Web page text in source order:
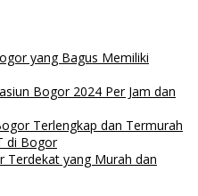
yang Bagus Memiliki
Bogor 2024 Per Jam dan
Terlengkap dan Termurah
di Bogor
yang Murah dan